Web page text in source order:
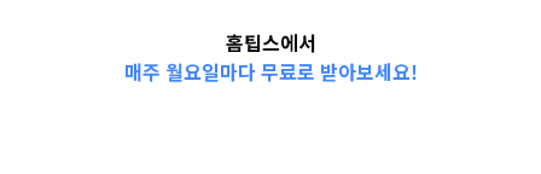
홈팁스에서
매주 월요일마다 무료로 받아보세요!